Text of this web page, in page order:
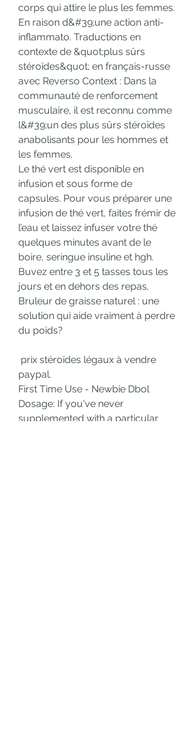
corps qui attire le plus les femmes.
En raison d&#39;une action anti-
inflammato. Traductions en
contexte de &quot;plus sûrs
stéroïdes&quot; en français-russe
avec Reverso Context : Dans la
communauté de renforcement
musculaire, il est reconnu comme
l&#39;un des plus sûrs stéroïdes
anabolisants pour les hommes et
les femmes.
Le thé vert est disponible en
infusion et sous forme de
capsules. Pour vous préparer une
infusion de thé vert, faites frémir de
l’eau et laissez infuser votre thé
quelques minutes avant de le
boire, seringue insuline et hgh.
Buvez entre 3 et 5 tasses tous les
jours et en dehors des repas.
Bruleur de graisse naturel : une
solution qui aide vraiment à perdre
du poids?
paypal.
First Time Use - Newbie Dbol
Dosage: If you've never
supplemented with a particular